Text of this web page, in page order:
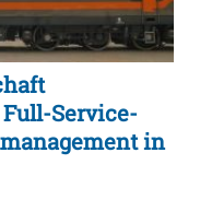
Service-
in